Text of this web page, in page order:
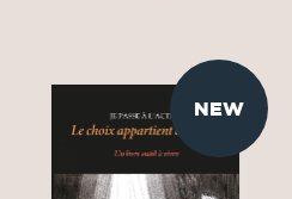
NEW